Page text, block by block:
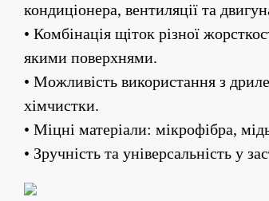
кондиціонера, вентиляції та
• Комбінація щіток різної
якими поверхнями.
• Можливість використання з
хімчистки.
• Міцні матеріали: мікрофібра,
• Зручність та універсальність у